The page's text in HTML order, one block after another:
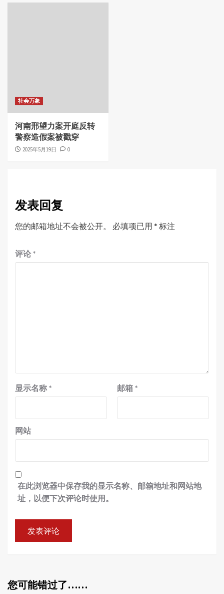
社会万象
河南邢望力案开庭反转
警察造假案被戳穿
2025年5月19日 0
发表回复
您的邮箱地址不会被公开。 必填项已用 * 标注
评论 *
显示名称 * 邮箱 *
网站
在此浏览器中保存我的显示名称、邮箱地址和网站地
址，以便下次评论时使用。
您可能错过了……